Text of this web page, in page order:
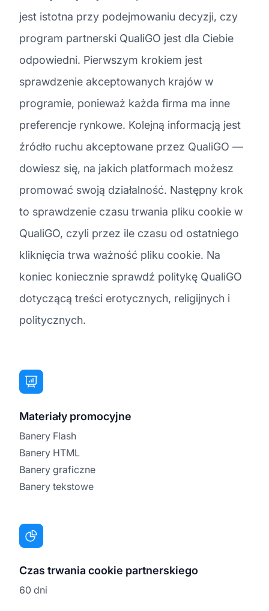
jest istotna przy podejmowaniu decyzji, czy
program partnerski QualiGO jest dla Ciebie
odpowiedni. Pierwszym krokiem jest
sprawdzenie akceptowanych krajów w
programie, ponieważ każda firma ma inne
preferencje rynkowe. Kolejną informacją jest
źródło ruchu akceptowane przez QualiGO —
dowiesz się, na jakich platformach możesz
promować swoją działalność. Następny krok
to sprawdzenie czasu trwania pliku cookie w
QualiGO, czyli przez ile czasu od ostatniego
kliknięcia trwa ważność pliku cookie. Na
koniec koniecznie sprawdź politykę QualiGO
dotyczącą treści erotycznych, religijnych i
politycznych.
Materiały promocyjne
Banery Flash
Banery HTML
Banery graficzne
Banery tekstowe
Czas trwania cookie partnerskiego
60 dni